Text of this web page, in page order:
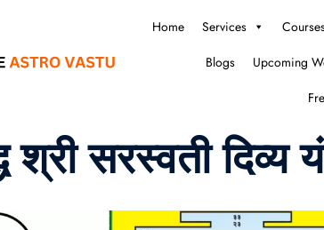
Home Services
Blogs
Upcoming
श्री सरस्वती